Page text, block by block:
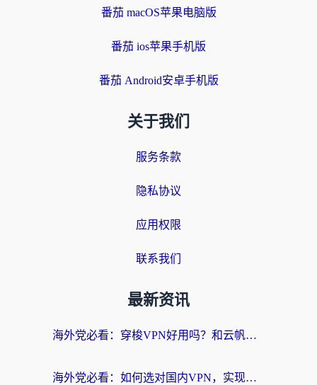
番茄 macOS苹果电脑版
番茄 ios苹果手机版
番茄 Android安卓手机版
关于我们
服务条款
隐私协议
应用权限
联系我们
最新资讯
海外党必看：穿梭VPN好用吗？和云帆VPN对比哪个回国效果更好？附真实测评+避坑指南
海外党必看：如何选对国内VPN，实现无缝访问国内资源？